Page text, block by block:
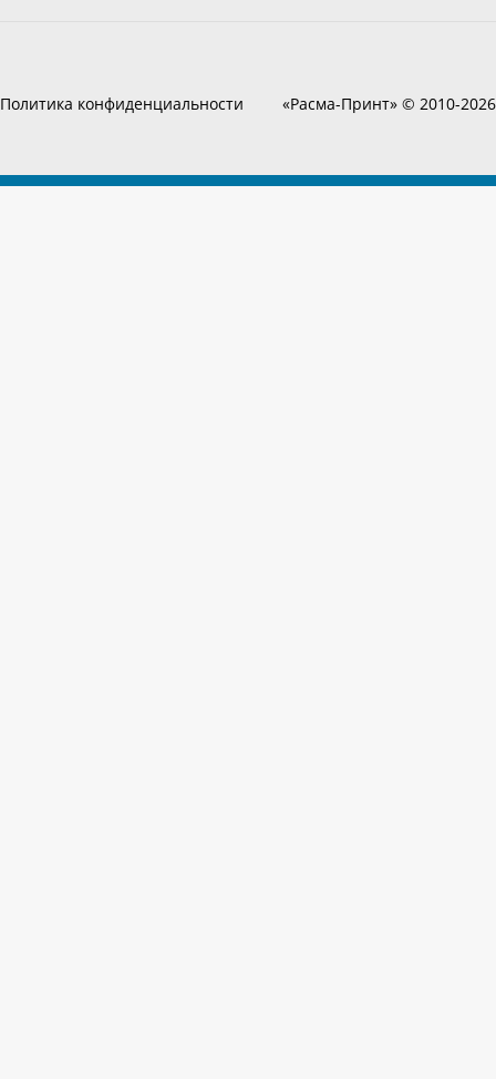
Политика конфиденциальности «Расма-Принт» © 2010-2026